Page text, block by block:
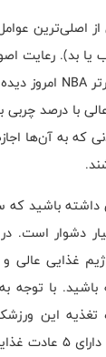
اصلی‌ترین
بد). رعایت
NBA امروز
با درصد
که به آن‌ها
داشته باشید
درصد بسیار
غذایی عالی و
باشید. با
این
یک بدن شگفت